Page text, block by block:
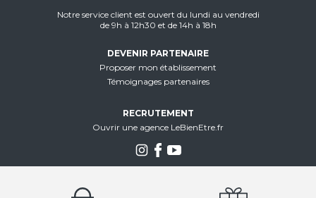
Notre service client est ouvert du lundi au vendredi
de 9h à 12h30 et de 14h à 18h
DEVENIR PARTENAIRE
Proposer mon établissement
Témoignages partenaires
RECRUTEMENT
Ouvrir une agence LeBienEtre.fr